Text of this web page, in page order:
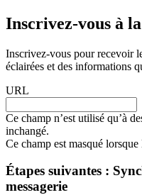
Inscrivez-vous à
Inscrivez-vous pour recevoir
éclairées et des informations
URL
Ce champ n’est utilisé qu’à
inchangé.
Ce champ est masqué
Étapes suivantes :
messagerie